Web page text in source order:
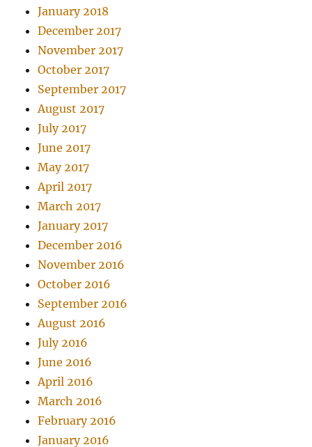
January 2018
December 2017
November 2017
October 2017
September 2017
August 2017
July 2017
June 2017
May 2017
April 2017
March 2017
January 2017
December 2016
November 2016
October 2016
September 2016
August 2016
July 2016
June 2016
April 2016
March 2016
February 2016
January 2016